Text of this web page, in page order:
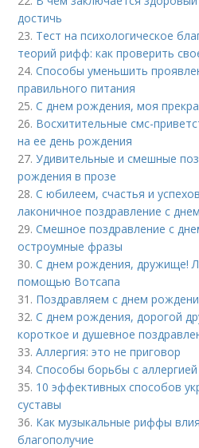
достичь
23. Тест на психологическое
теорий рифф: как проверить
24.Способы уменьшить
правильного питания
25.С днем рождения, моя
26. Восхитительные смс-
на ее день рождения
27.Удивительные и смешные
рождения в прозе
28.С юбилеем, счастья и
лаконичное поздравление с
29.Смешное поздравление с
остроумные фразы
30.С днем рождения, дружище!
помощью Вотсапа
31. Поздравляем с днем
32.С днем рождения, дорогой
короткое и душевное
33.Аллергия: это не приговор
34.Способы борьбы с
35. 10 эффективных способов
суставы
36. Как музыкальные риффы
благополучие